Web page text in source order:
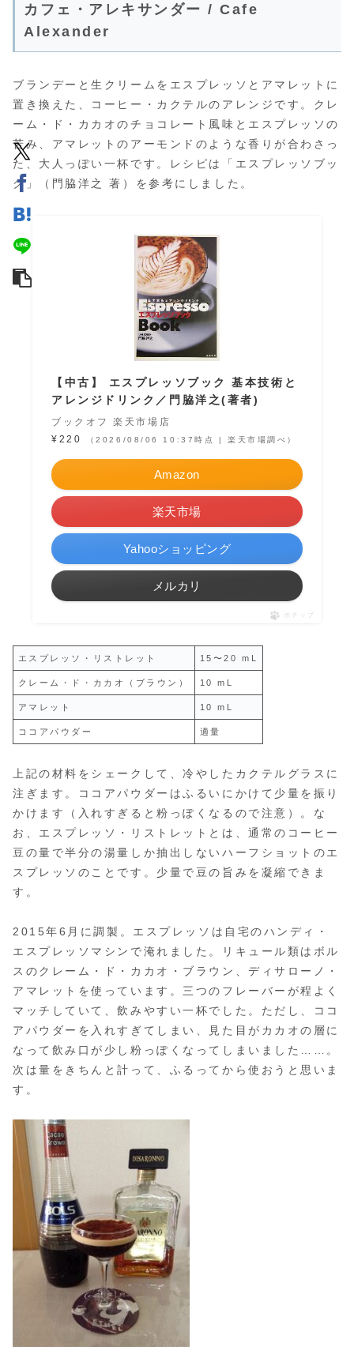
カフェ・アレキサンダー / Cafe
Alexander
ブランデーと生クリームをエスプレッソとアマレットに
置き換えた、コーヒー・カクテルのアレンジです。クレ
ーム・ド・カカオのチョコレート風味とエスプレッソの
苦み、アマレットのアーモンドのような香りが合わさっ
た、大人っぽい一杯です。レシピは「エスプレッソブッ
ク」（門脇洋之 著）を参考にしました。
【中古】 エスプレッソブック 基本技術と
アレンジドリンク／門脇洋之(著者)
ブックオフ 楽天市場店
¥220
（2026/08/06 10:37時点 | 楽天市場調べ）
Amazon
楽天市場
Yahooショッピング
メルカリ
ポチップ
エスプレッソ・リストレット 15〜20 mL
クレーム・ド・カカオ（ブラウン） 10 mL
アマレット 10 mL
ココアパウダー 適量
上記の材料をシェークして、冷やしたカクテルグラスに
注ぎます。ココアパウダーはふるいにかけて少量を振り
かけます（入れすぎると粉っぽくなるので注意）。な
お、エスプレッソ・リストレットとは、通常のコーヒー
豆の量で半分の湯量しか抽出しないハーフショットのエ
スプレッソのことです。少量で豆の旨みを凝縮できま
す。
2015年6月に調製。エスプレッソは自宅のハンディ・
エスプレッソマシンで淹れました。リキュール類はボル
スのクレーム・ド・カカオ・ブラウン、ディサローノ・
アマレットを使っています。三つのフレーバーが程よく
マッチしていて、飲みやすい一杯でした。ただし、ココ
アパウダーを入れすぎてしまい、見た目がカカオの層に
なって飲み口が少し粉っぽくなってしまいました……。
次は量をきちんと計って、ふるってから使おうと思いま
す。